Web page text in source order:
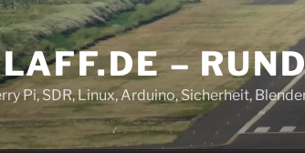
–
Pi, SDR, Linux, Arduino, Sicherheit,